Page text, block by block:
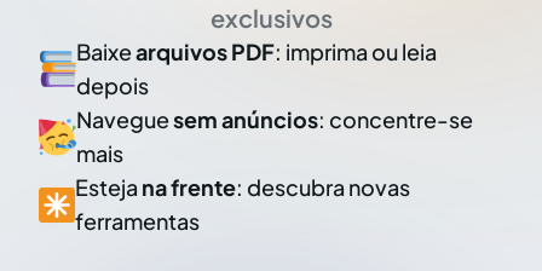
exclusivos
Baixearquivos PDF: imprima ou leia
depois
Naveguesem anúncios: concentre-se
mais
Esteja na frente: descubra novas
ferramentas